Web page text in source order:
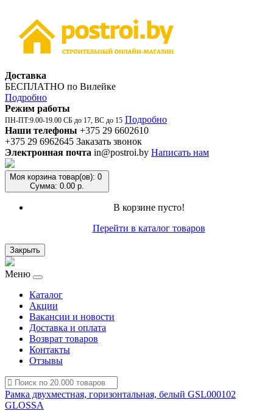
Доставка
БЕСПЛАТНО по Вилейке
Подробно
Режим работы
ПН-ПТ:9.00-19.00 СБ до 17, ВС до 15 Подробно
Наши телефоны +375 29 6602610
+375 29 6962645 Заказать звонок
Электронная почта in@postroi.by Написать нам
Моя корзина товар(ов): 0
Сумма: 0.00 р.
В корзине пусто!
Перейти в каталог товаров
Закрыть
Меню
Каталог
Акции
Вакансии и новости
Доставка и оплата
Возврат товаров
Контакты
Отзывы
Рамка двухместная, горизонтальная, белый GSL000102
GLOSSA